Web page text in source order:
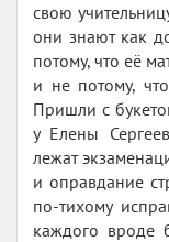
свою
они знают как
потому, что её
и не потому,
Пришли с
у Елены
лежат
и оправдание
по-тихому
каждого вроде